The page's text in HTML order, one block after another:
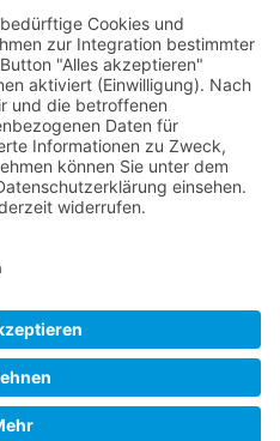
geschützt! Zur Anzeige